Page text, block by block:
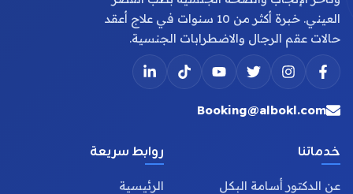
العيني. خبرة أكثر من 10 سنوات في علاج أعقد
حالات عقم الرجال والاضطرابات الجنسية.
Booking@albokl.com
خدماتنا
عن الدكتور أسامة البكل
روابط سريعة
الرئيسية